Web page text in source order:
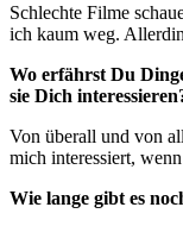
Schlechte Filme
ich kaum weg.
Wo erfährst Du
sie Dich
Von überall und von
mich interessiert,
Wie lange gibt es